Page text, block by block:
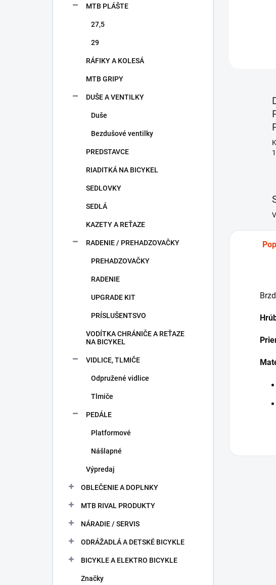
MTB PLÁŠTE
27,5
29
RÁFIKY A KOLESÁ
MTB GRIPY
DUŠE A VENTILKY
Duše
Bezdušové ventilky
PREDSTAVCE
RIADITKÁ NA BICYKEL
SEDLOVKY
SEDLÁ
KAZETY A REŤAZE
RADENIE / PREHADZOVAČKY
PREHADZOVAČKY
RADENIE
UPGRADE KIT
PRÍSLUŠENTSVO
VODÍTKA CHRÁNIČE A REŤAZE
NA BICYKEL
VIDLICE, TLMIČE
Odpružené vidlice
Tlmiče
PEDÁLE
Platformové
Nášlapné
Výpredaj
OBLEČENIE A DOPLNKY
MTB RIVAL PRODUKTY
NÁRADIE / SERVIS
ODRÁŽADLÁ A DETSKÉ BICYKLE
BICYKLE A ELEKTRO BICYKLE
Značky